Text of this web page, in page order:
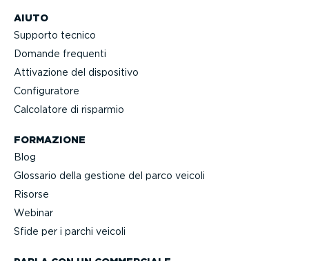
AIUTO
Supporto tecnico
Domande frequenti
Attivazione del dispositivo
Confi­gu­ratore
Calcolatore di risparmio
FORMAZIONE
Blog
Glossario della gestione del parco veicoli
Risorse
Webinar
Sfide per i parchi veicoli